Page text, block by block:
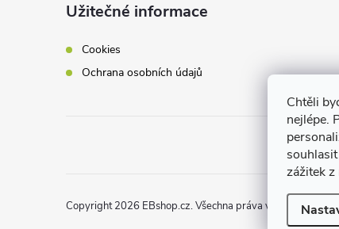
Chtěli
nejlépe.
zážitek
Užitečné informace
Cookies
Ochrana osobních údajů
Copyright 2026 EBshop.cz. Všechna práva vyhrazena.